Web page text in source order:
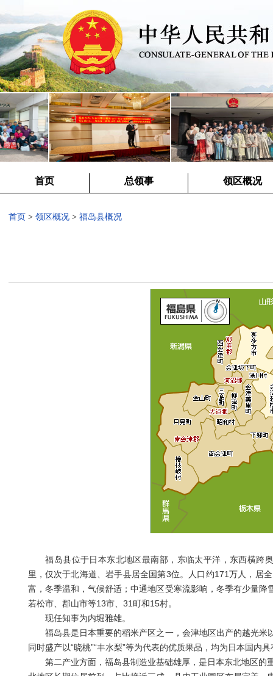
首页 总领事 领区概况
首页 > 领区概况> 福岛县概况
福岛县位于日本东北地区最南部，东临太平洋，东西横跨
里，仅次于北海道、岩手县居全国第3位。人口约171万人，居
富，冬季温和，气候舒适；中通地区受寒流影响，冬季有少量
若松市、郡山市等13市、31町和15村。
现任知事为内堀雅雄。
福岛县是日本重要的稻米产区之一，会津地区出产的越光米
同时盛产以“晓桃”“丰水梨”等为代表的优质果品，均为日本国内
第二产业方面，福岛县制造业基础雄厚，是日本东北地区的